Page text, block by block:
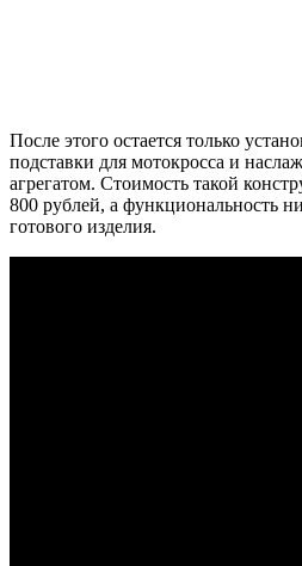
После этого остается только
подставки для мотокросса и
агрегатом. Стоимость такой
800 рублей, а функциональность
готового изделия.